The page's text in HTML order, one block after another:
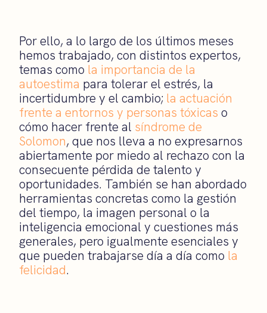
Por ello, a lo largo de los últimos meses
hemos trabajado, con distintos expertos,
temas como la importancia de la
autoestima para tolerar el estrés, la
incertidumbre y el cambio; la actuación
frente a entornos y personas tóxicas o
cómo hacer frente al síndrome de
Solomon, que nos lleva a no expresarnos
abiertamente por miedo al rechazo con la
consecuente pérdida de talento y
oportunidades. También se han abordado
herramientas concretas como la gestión
del tiempo, la imagen personal o la
inteligencia emocional y cuestiones más
generales, pero igualmente esenciales y
que pueden trabajarse día a día como la
felicidad.